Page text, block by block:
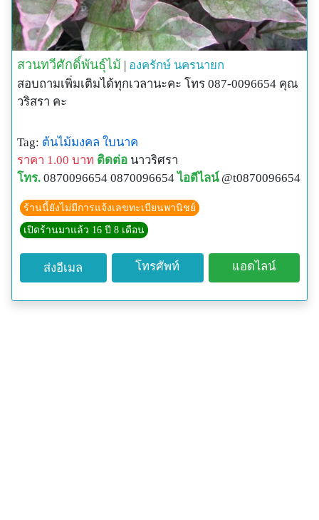
สวนทวีศักดิ์พันธุ์ไม้ องครักษ์ นครนายก
สอบถามเพิ่มเติมได้ทุกเวลานะคะ โทร 087-0096654 คุณ
วริสรา คะ
Tag: ต้นไม้มงคล ใบนาค
ราคา 1.00 บาท ติดต่อ นาวริศรา
โทร. 0870096654 0870096654 ไอดีไลน์ @t0870096654
ร้านนี้ยังไม่มีการแจ้งเลขทะเบียนพานิชย์
เปิดร้านมาแล้ว 16 ปี 8 เดือน
ส่งอีเมล โทรศัพท์ แอดไลน์